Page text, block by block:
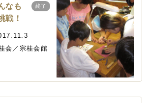
終了
なも
戦！
会／宗桂会館